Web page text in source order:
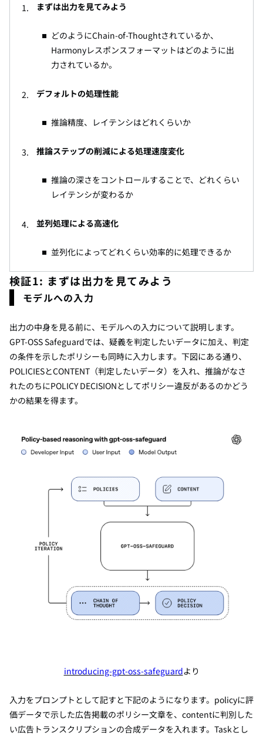
まずは出力を見てみよう
どのようにChain-of-Thoughtされているか、
Harmonyレスポンスフォーマットはどのように出
力されているか。
デフォルトの処理性能
推論精度、レイテンシはどれくらいか
推論ステップの削減による処理速度変化
推論の深さをコントロールすることで、どれくらい
レイテンシが変わるか
並列処理による高速化
並列化によってどれくらい効率的に処理できるか
検証1: まずは出力を見てみよう
モデルへの入力
出力の中身を見る前に、モデルへの入力について説明します。
GPT-OSS Safeguardでは、疑義を判定したいデータに加え、判定
の条件を示したポリシーも同時に入力します。下図にある通り、
POLICIESとCONTENT（判定したいデータ）を入れ、推論がなさ
れたのちにPOLICY DECISIONとしてポリシー違反があるのかどう
かの結果を得ます。
introducing-gpt-oss-safeguardより
入力をプロンプトとして記すと下記のようになります。policyに評
価データで示した広告掲載のポリシー文章を、contentに判別した
い広告トランスクリプションの合成データを入れます。Taskとし